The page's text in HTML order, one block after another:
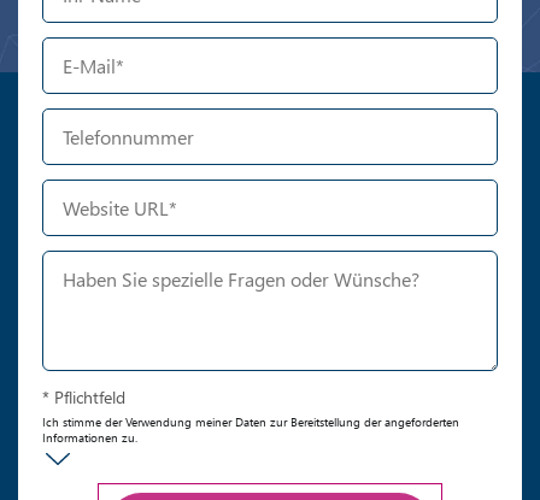
* Pflichtfeld
Ich stimme der Verwendung meiner Daten zur Bereitstellung der angeforderten
Informationen zu.